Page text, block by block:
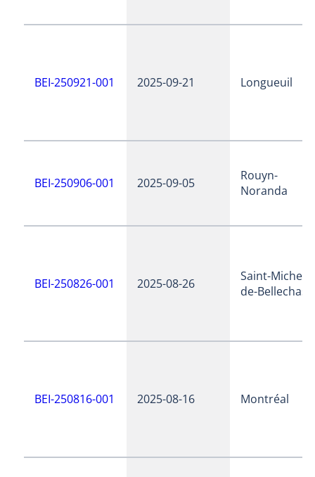
BEI-250921-001 2025-09-21 Longueuil
BEI-250906-001 2025-09-05
Rouyn-
Noranda
BEI-250826-001 2025-08-26
Saint-Michel-
de-
BEI-250816-001 2025-08-16 Montréal